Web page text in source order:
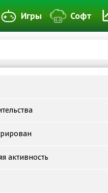
Игры Софт
активность